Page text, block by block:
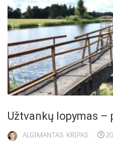
Užt­van­kų lo­py­mas –
ALGIMANTAS KRIPAS